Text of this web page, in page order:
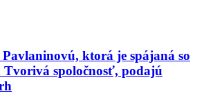
ktorá je spájaná so
Tvorivá spoločnosť, podajú